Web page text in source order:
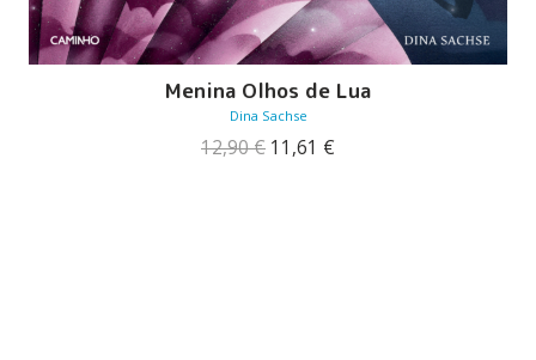
Menina Olhos de Lua
Dina Sachse
12,90€ O
11,61 €